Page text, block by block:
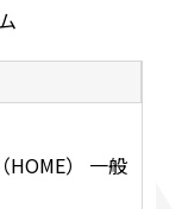
HOME） 一般